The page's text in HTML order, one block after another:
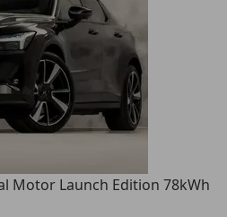
Motor Launch Edition 78kWh